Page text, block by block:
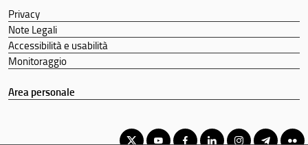
Privacy
Note Legali
Accessibilità e usabilità
Monitoraggio
Area personale